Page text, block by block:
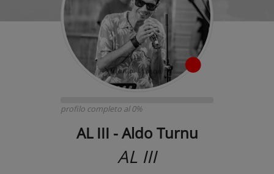
profilo completo al 0%
AL III - Aldo Turnu
AL III